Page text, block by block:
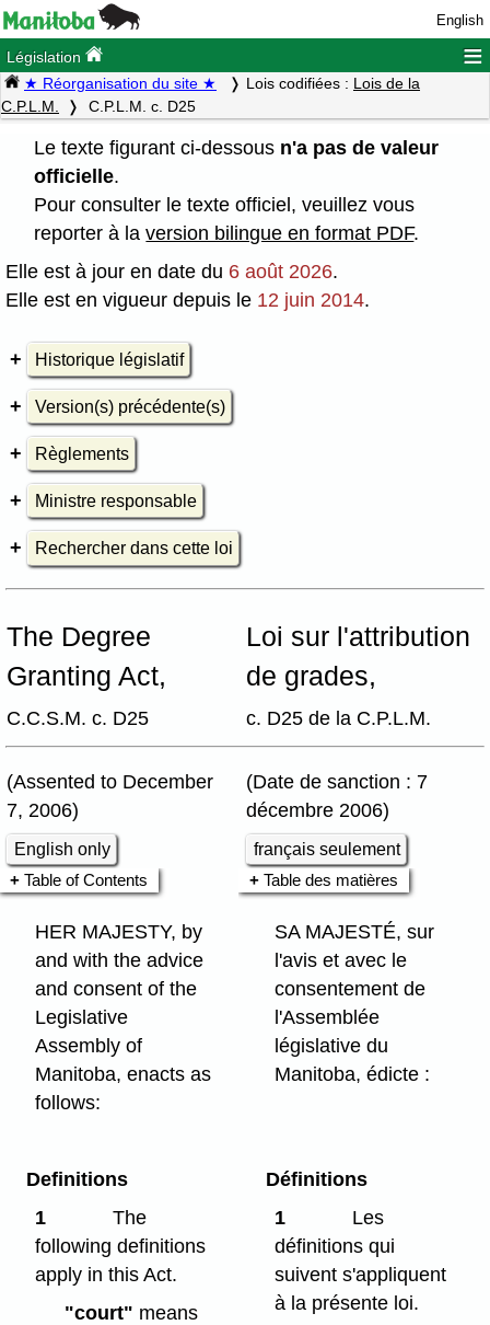
English
Législation ≡
★ Réorganisation du site ★ Lois codifiées : Lois de la
C.P.L.M.
C.P.L.M. c. D25
Le texte figurant ci-dessous n'a pas de valeur
officielle.
Pour consulter le texte officiel, veuillez vous
reporter à laversion bilingue en format PDF.
Elle est à jour en date du 6 août 2026.
Elle est en vigueur depuis le 12 juin 2014.
Historique législatif
Version(s) précédente(s)
Règlements
Ministre responsable
Rechercher dans cette loi
The Degree
Granting Act,
C.C.S.M. c. D25
Loi sur l'attribution
de grades,
c. D25 de la C.P.L.M.
(Assented to December
7, 2006)
(Date de sanction : 7
décembre 2006)
English only
français seulement
Table of Contents
Table des matières
HER MAJESTY, by
and with the advice
and consent of the
Legislative
Assembly of
Manitoba, enacts as
follows:
SA MAJESTÉ, sur
l'avis et avec le
consentement de
l'Assemblée
législative du
Manitoba, édicte :
Definitions
1
The
following definitions
apply in this Act.
"court" means
Définitions
1
Les
définitions qui
suivent s'appliquent
à la présente loi.